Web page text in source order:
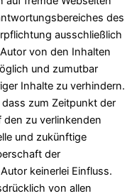
des
ausschließlich
von den Inhalten
und zumutbar
Inhalte zu verhindern.
zum Zeitpunkt der
den zu verlinkenden
und zukünftige
der
keinerlei Einfluss.
von allen